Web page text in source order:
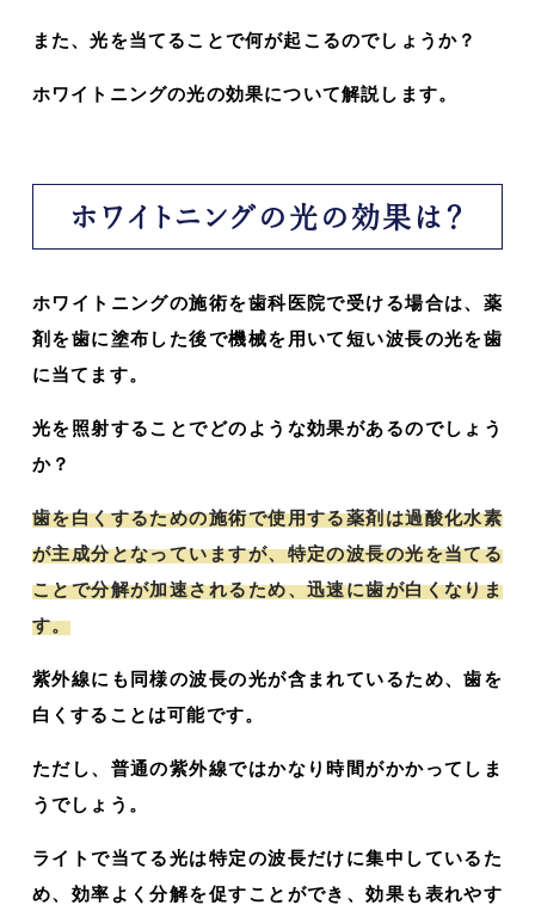
また、光を当てることで何が起こるのでしょうか？
ホワイトニングの光の効果について解説します。
ホワイトニングの光の効果は？
ホワイトニングの施術を歯科医院で受ける場合は、薬
剤を歯に塗布した後で機械を用いて短い波長の光を歯
に当てます。
光を照射することでどのような効果があるのでしょう
か？
歯を白くするための施術で使用する薬剤は過酸化水素
が主成分となっていますが、特定の波長の光を当てる
ことで分解が加速されるため、迅速に歯が白くなりま
す。
紫外線にも同様の波長の光が含まれているため、歯を
白くすることは可能です。
ただし、普通の紫外線ではかなり時間がかかってしま
うでしょう。
ライトで当てる光は特定の波長だけに集中しているた
め、効率よく分解を促すことができ、効果も表れやす